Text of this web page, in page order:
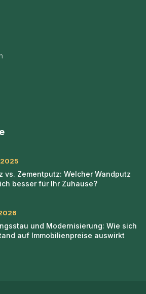
vs. Zementputz: Welcher Wandputz
besser für Ihr Zuhause?
und Modernisierung: Wie sich
auf Immobilienpreise auswirkt